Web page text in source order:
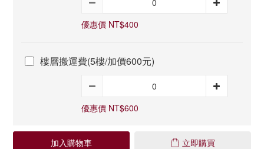
優惠價 NT$400
樓層搬運費(5樓/加價600元)
優惠價 NT$600
加入購物車 立即購買